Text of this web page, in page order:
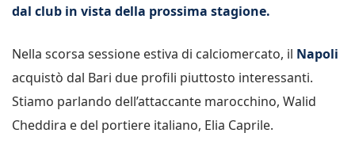
dal club in vista della prossima stagione.
Nella scorsa sessione estiva di calciomercato, il Napoli
acquistò dal Bari due profili piuttosto interessanti.
Stiamo parlando dell’attaccante marocchino, Walid
Cheddira e del portiere italiano, Elia Caprile.